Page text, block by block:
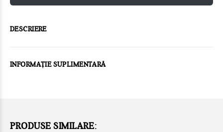
DESCRIERE
INFORMAȚIE SUPLIMENTARĂ
PRODUSE SIMILARE: